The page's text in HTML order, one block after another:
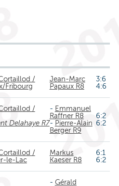
/
Fribourg
Jean-Marc
Papaux R8
3:6
4:6
/
Delahaye R7
- Emmanuel
Raffner R8
- Pierre-Alain
Berger R9
6:2
6:2
/
le-Lac
Markus
Kaeser R8
6:1
6:2
- Gérald